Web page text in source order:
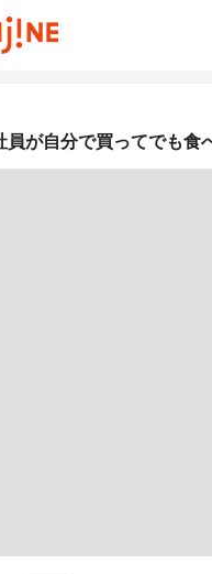
員が自分で買ってでも食